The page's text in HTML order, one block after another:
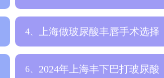
格是多少钱，
4、 上海做玻尿酸丰唇手术选择
哪家医院比较
6、 2024年上海丰下巴打玻尿酸